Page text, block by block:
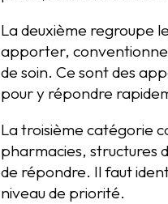
La deuxième regroupe
apporter,
de soin. Ce sont des
pour y répondre
La troisième catégorie
pharmacies, structures
de répondre. Il faut
niveau de priorité.